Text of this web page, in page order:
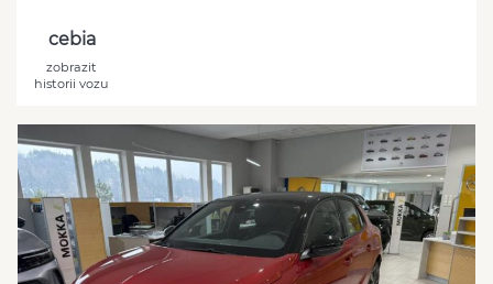
cebia
zobrazit
historii vozu